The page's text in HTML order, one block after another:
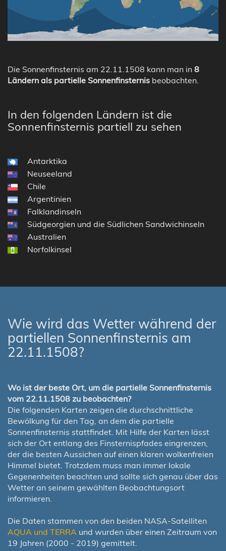
Die Sonnenfinsternis am 22.11.1508 kann man in 8
Ländern als partielle Sonnenfinsternis beobachten.
In den folgenden Ländern ist die
Sonnenfinsternis partiell zu sehen
Antarktika
Neuseeland
Chile
Argentinien
Falklandinseln
Südgeorgien und die Südlichen Sandwichinseln
Australien
Norfolkinsel
Wie wird das Wetter während der
partiellen Sonnenfinsternis am
22.11.1508?
Wo ist der beste Ort, um die partielle Sonnenfinsternis
vom 22.11.1508 zu beobachten?
Die folgenden Karten zeigen die durchschnittliche
Bewölkung für den Tag, an dem die partielle
Sonnenfinsternis stattfindet. Mit Hilfe der Karten lässt
sich der Ort entlang des Finsternispfades eingrenzen,
der die besten Aussichen auf einen klaren wolkenfreien
Himmel bietet. Trotzdem muss man immer lokale
Gegenenheiten beachten und sollte sich genau über das
Wetter an seinem gewählten Beobachtungsort
informieren.
Die Daten stammen von den beiden NASA-Satelliten
AQUA und TERRA und wurden über einen Zeitraum von
19 Jahren (2000 - 2019) gemittelt.